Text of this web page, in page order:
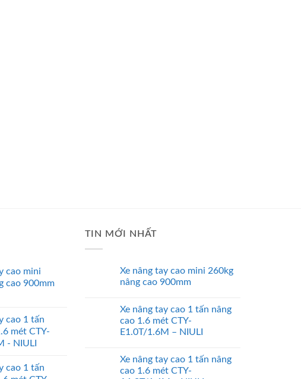
cao mini
cao 900mm
cao 1 tấn
mét CTY-
- NIULI
cao 1 tấn
TIN MỚI NHẤT
Xe nâng tay cao mini 260kg
nâng cao 900mm
Xe nâng tay cao 1 tấn nâng
cao 1.6 mét CTY-
E1.0T/1.6M – NIULI
Xe nâng tay cao 1 tấn nâng
cao 1.6 mét CTY-